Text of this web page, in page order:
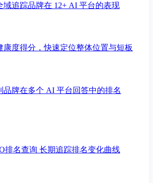
域追踪品牌在 12+ AI 平台的表现
康度得分，快速定位整体位置与短板
品牌在多个 AI 平台回答中的排名
排名查询 长期追踪排名变化曲线